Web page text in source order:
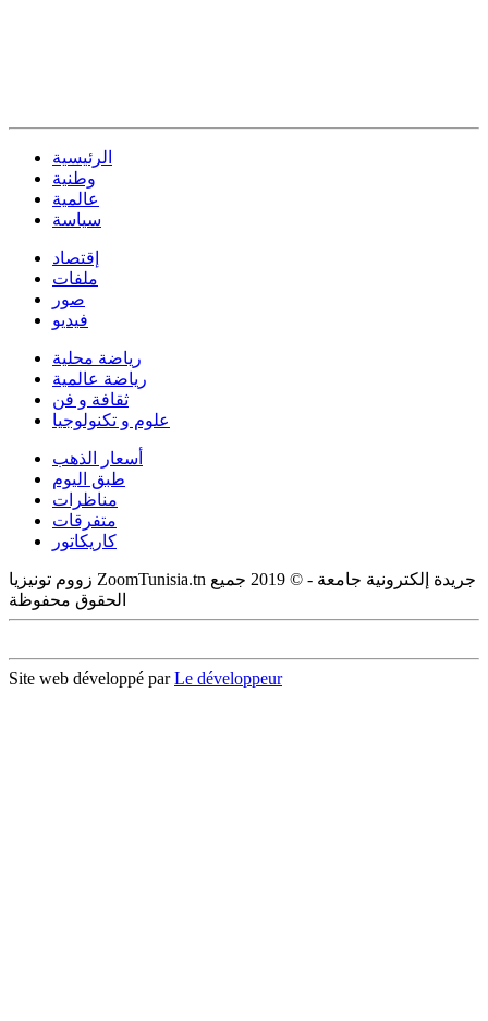
الرئيسية
وطنية
عالمية
سياسة
إقتصاد
ملفات
صور
فيديو
رياضة محلية
رياضة عالمية
ثقافة و فن
علوم و تكنولوجيا
أسعار الذهب
طبق اليوم
مناظرات
متفرقات
كاريكاتور
زووم تونيزيا ZoomTunisia.tn جريدة إلكترونية جامعة - © 2019 جميع
الحقوق محفوظة
Site web développé parLe développeur